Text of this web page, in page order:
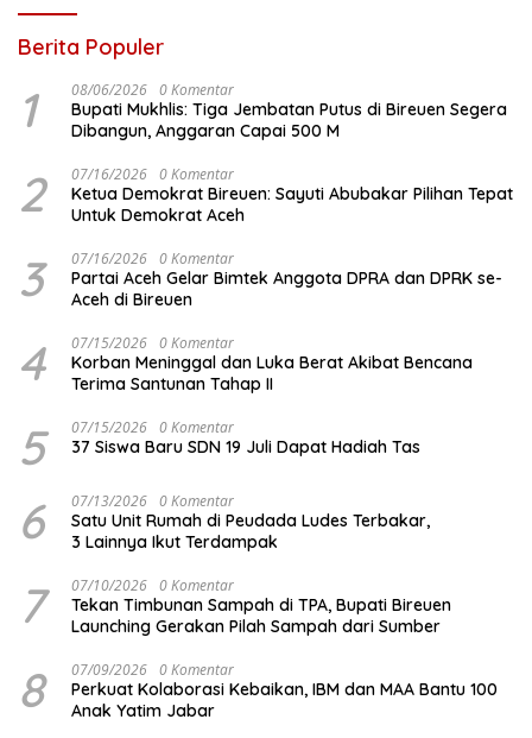
Berita Populer
1 08/06/2026 0 Komentar
Bupati Mukhlis: Tiga Jembatan Putus di Bireuen Segera
Dibangun, Anggaran Capai 500 M
2 07/16/2026 0 Komentar
Ketua Demokrat Bireuen: Sayuti Abubakar Pilihan Tepat
Untuk Demokrat Aceh
3 07/16/2026 0 Komentar
Partai Aceh Gelar Bimtek Anggota DPRA dan DPRK se-
Aceh di Bireuen
4 07/15/2026 0 Komentar
Korban Meninggal dan Luka Berat Akibat Bencana
Terima Santunan Tahap II
5 07/15/2026 0 Komentar
37 Siswa Baru SDN 19 Juli Dapat Hadiah Tas
6 07/13/2026 0 Komentar
Satu Unit Rumah di Peudada Ludes Terbakar,
3 Lainnya Ikut Terdampak
7 07/10/2026 0 Komentar
Tekan Timbunan Sampah di TPA, Bupati Bireuen
Launching Gerakan Pilah Sampah dari Sumber
8 07/09/2026 0 Komentar
Perkuat Kolaborasi Kebaikan, IBM dan MAA Bantu 100
Anak Yatim Jabar